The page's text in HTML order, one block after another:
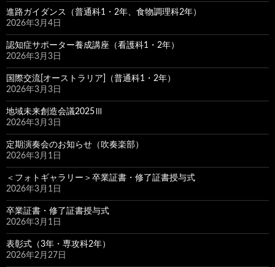
進路ガイダンス（普通科1・2年、食物調理科2年）
2026年3月4日
認知症サポーター養成講座（看護科1・2年）
2026年3月3日
国際交流[オーストラリア]（普通科1・2年）
2026年3月3日
地域未来創造会議2025Ⅲ
2026年3月3日
定期演奏会のお知らせ（吹奏楽部）
2026年3月1日
＜フォトギャラリー＞卒業証書・修了証書授与式
2026年3月1日
卒業証書・修了証書授与式
2026年3月1日
表彰式（3年・専攻科2年）
2026年2月27日